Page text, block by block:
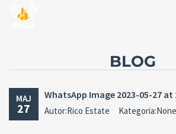
BLOG
MAJ
27
WhatsApp Image 2023-05-27 at
Autor:Rico Estate Kategoria:None